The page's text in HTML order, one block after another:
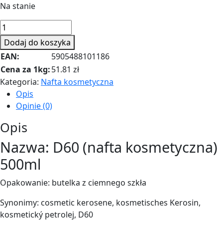
Na stanie
ilość
Nafta
kosmetyczna
500ml
Dodaj do koszyka
EAN:
5905488101186
Cena za 1kg:51.81 zł
Kategoria: Nafta kosmetyczna
Opis
Opinie (0)
Opis
Nazwa: D60 (nafta kosmetyczna)
500ml
Opakowanie: butelka z ciemnego szkła
Synonimy: cosmetic kerosene, kosmetisches Kerosin,
kosmetický petrolej, D60